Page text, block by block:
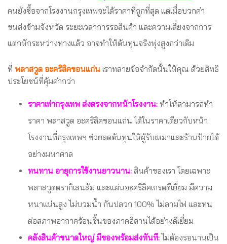
คนยังซื้อจากโรงงานกรุงเทพจะได้ราคาที่ถูกที่สุด แต่เมื่อบวกค่า
ขนส่งข้ามจังหวัด ระยะเวลาการรอสินค้า และความเสี่ยงจากการ
แตกหักระหว่างทางแล้ว อาจทำให้ต้นทุนจริงพุ่งสูงกว่าเดิม
ที่ พลาสวูด อะคริลิคขอนแก่น เราทลายข้อจำกัดนั้นให้คุณ ด้วยสิทธิ
ประโยชน์ที่คุ้มค่ากว่า
ราคาเท่ากรุงเทพ ส่งตรงจากหน้าโรงงาน: ทำให้สามารถทำ
ราคา พลาสวูด อะคริลิคขอนแก่น ได้ในราคาเดียวกับหน้า
โรงงานที่กรุงเทพฯ ช่วยลดต้นทุนให้ผู้รับเหมาและร้านป้ายได้
อย่างมหาศาล
ทนทาน อายุการใช้งานยาวนาน: สินค้าของเรา โดยเฉพาะ
พลาสวูดตรากิเลนส้ม และแผ่นอะคริลิคเกรดดีเยี่ยม มีความ
หนาแน่นสูง ไม่บวมน้ำ กันปลวก 100% ไม่ลามไฟ และทน
ต่อสภาพอากาศร้อนชื้นของภาคอีสานได้อย่างดีเยี่ยม
คลังสินค้าขนาดใหญ่ มีของพร้อมส่งทันที:ไม่ต้องรอนานเป็น